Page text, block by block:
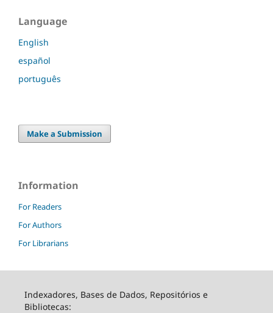
Language
English
español
português
Make a Submission
Information
For Readers
For Authors
For Librarians
Indexadores, Bases de Dados, Repositórios e
Bibliotecas: